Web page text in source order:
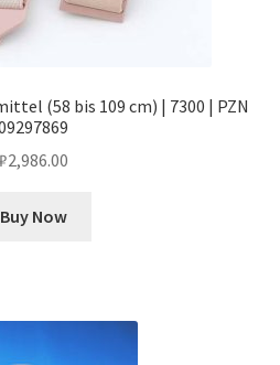
(58 bis 109 cm) | 7300 | PZN
₽2,986.00
Buy Now